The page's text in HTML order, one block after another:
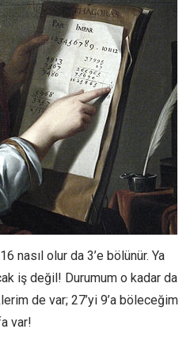
nasıl olur da 3’e bölünür. Ya
iş değil! Durumum o kadar da
de var; 27’yi 9’a böleceğim
var!